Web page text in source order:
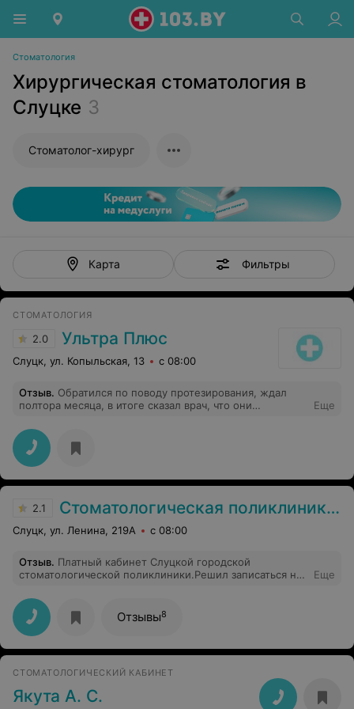
Стоматология
Хирургическая стоматология в
Слуцке 3
Стоматолог-хирург
Карта Фильтры
СТОМАТОЛОГИЯ
2.0 Ультра Плюс
Слуцк, ул. Копыльская, 13 с 08:00
Отзыв. Обратился по поводу протезирования, ждал
полтора месяца, в итоге сказал врач, что они
потерял.
Еще
2.1 Стоматологическая поликлиника г. Слуцка
Слуцк, ул. Ленина, 219А с 08:00
Отзыв. Платный кабинет Слуцкой городской
стоматологической поликлиники.Решил записаться на
следующий день благополучно отошла от
зуба,переделали.Вопрос:если заранее существует
высокая доля вероятности,что пломба на десне
держаться не будет,зачем её вообще устанавливать?
Ведь сразу можно было бы сделать "мостик",и не
записи.Объясните,для чего априори в
стоматологической поликлинике платные кабинеты и
предварительная запись в них?Если в каб.23 из трёх
Еще
Отзывы8
СТОМАТОЛОГИЧЕСКИЙ КАБИНЕТ
Якута А. С.